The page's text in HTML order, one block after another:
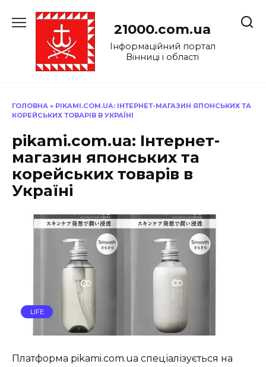
до
21000.com.ua
Інформаційний портал
Вінниці і області
ГОЛОВНА » PIKAMI.COM.UA: ІНТЕРНЕТ-МАГАЗИН ЯПОНСЬКИХ ТА
КОРЕЙСЬКИХ ТОВАРІВ В УКРАЇНІ
pikami.com.ua: Інтернет-
магазин японських та
корейських товарів в
Україні
LIFE
Платформа pikami.com.ua спеціалізується на